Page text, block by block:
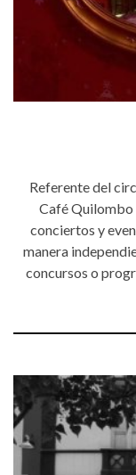
Referente del
Café Quilombo
conciertos y
manera
concursos o